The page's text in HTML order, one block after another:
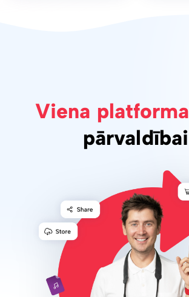
Viena platforma
pārvaldībai